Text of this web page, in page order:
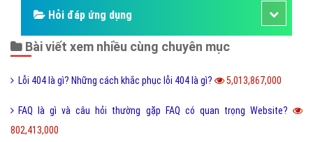
Hỏi đáp ứng dụng
Bài viết xem nhiều cùng chuyên mục
Lỗi 404 là gì? Những cách khắc phục lỗi 404 là gì? 5,013,867,000
FAQ là gì và câu hỏi thường gặp FAQ có quan trọng Website?
802,413,000